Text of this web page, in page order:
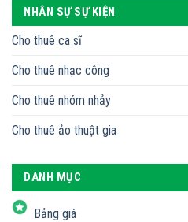
NHÂN SỰ SỰ KIỆN
Cho thuê ca sĩ
Cho thuê nhạc công
Cho thuê nhóm nhảy
Cho thuê ảo thuật gia
DANH MỤC
Bảng giá